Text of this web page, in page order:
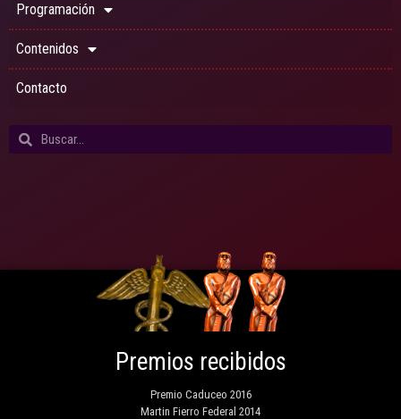
Programación
Contenidos
Contacto
Premios recibidos
Premio Caduceo 2016
Martin Fierro Federal 2014